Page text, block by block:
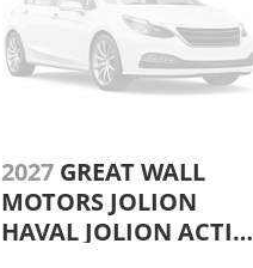
2027 GREAT WALL
MOTORS JOLION
HAVAL JOLION ACTIVE